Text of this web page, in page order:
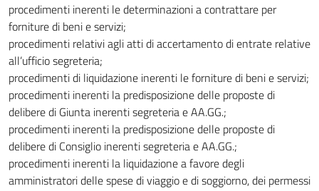
procedimenti inerenti le determinazioni a contrattare per
forniture di beni e servizi;
procedimenti relativi agli atti di accertamento di entrate relative
all’ufficio segreteria;
procedimenti di liquidazione inerenti le forniture di beni e servizi;
procedimenti inerenti la predisposizione delle proposte di
delibere di Giunta inerenti segreteria e AA.GG.;
procedimenti inerenti la predisposizione delle proposte di
delibere di Consiglio inerenti segreteria e AA.GG.;
procedimenti inerenti la liquidazione a favore degli
amministratori delle spese di viaggio e di soggiorno, dei permessi